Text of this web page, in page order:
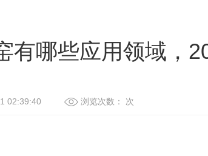
有哪些应用领域，
02:39:40 浏览次数： 次